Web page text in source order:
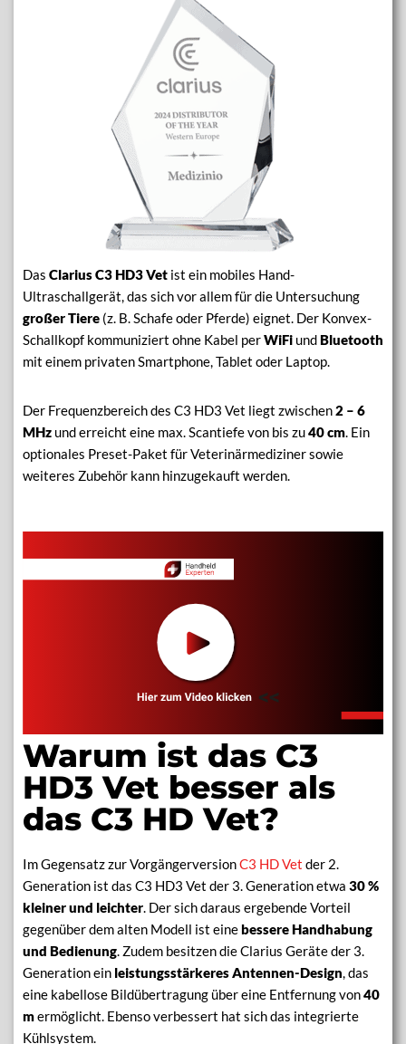
Das Clarius C3 HD3 Vet ist ein mobiles Hand-
Ultraschallgerät, das sich vor allem für die Untersuchung
großer Tiere (z. B. Schafe oder Pferde) eignet. Der Konvex-
Schallkopf kommuniziert ohne Kabel perWiFi undBluetooth
mit einem privaten Smartphone, Tablet oder Laptop.
Der Frequenzbereich des C3 HD3 Vet liegt zwischen2 – 6
MHz und erreicht eine max. Scantiefe von bis zu40 cm. Ein
optionales Preset-Paket für Veterinärmediziner sowie
weiteres Zubehör kann hinzugekauft werden.
Warum ist das C3
HD3 Vet besser als
das C3 HD Vet?
Im Gegensatz zur VorgängerversionC3 HD Vet der 2.
Generation ist das C3 HD3 Vet der 3. Generation etwa 30 %
kleinerund leichter. Der sich daraus ergebende Vorteil
gegenüber dem alten Modell ist einebessere Handhabung
und Bedienung. Zudem besitzen die Clarius Geräte der 3.
Generation ein leistungsstärkeres Antennen-Design, das
eine kabellose Bildübertragung über eine Entfernung von40
mermöglicht. Ebenso verbessert hat sich das integrierte
Kühlsystem.